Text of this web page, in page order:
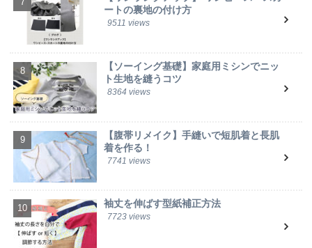
ートの裏地の付け方
9511 views
【ソーイング基礎】家庭用ミシンでニッ
ト生地を縫うコツ
8364 views
【腹帯リメイク】手縫いで短肌着と長肌
着を作る！
7741 views
袖丈を伸ばす型紙補正方法
7723 views